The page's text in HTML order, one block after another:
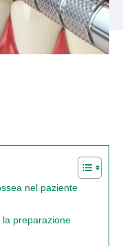
nel paziente
la preparazione